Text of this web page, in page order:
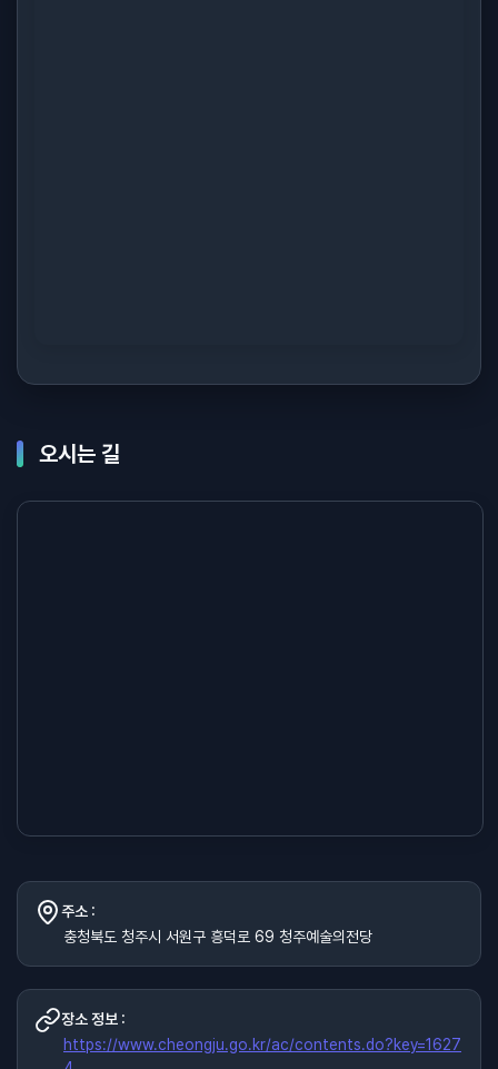
오시는 길
주소 :
충청북도 청주시 서원구 흥덕로 69 청주예술의전당
장소 정보 :
https://www.cheongju.go.kr/ac/contents.do?key=1627